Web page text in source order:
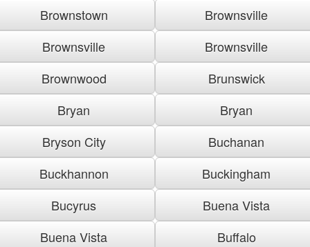
Brownstown
Brownsville
Brownsville
Brownsville
Brownwood
Brunswick
Bryan
Bryan
Bryson City
Buchanan
Buckhannon
Buckingham
Bucyrus
Buena Vista
Buena Vista
Buffalo